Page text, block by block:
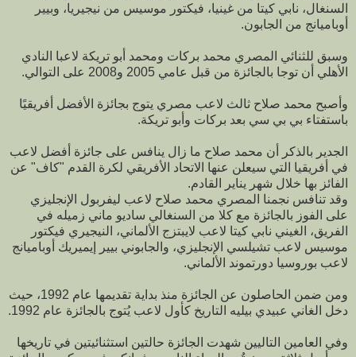
السنغال، نابي كيتا من غينيا، فيكتور موسيس من نيجيريا، وبيير
أوباميانج من الجابون.
وسبق للثنائي المصري محمد بركات ومحمد أبو تريكة لاعبا النادي
الأهلي أن توجا بالجائزة من قبل عامي 2005 و2008 على التوالي.
وأصبح محمد صلاح ثالث لاعب مصري يتوج بجائزة الأفضل أفريقيًا
باستفتاء بي بي سي بعد بركات وأبو تريكة.
الجدير بالذكر أن محمد صلاح ما زال ينافس على جائزة أفضل لاعب
في أفريقيا التي سيعلن عنها الاتحاد الأفريقي لكرة القدم "كاف" عن
الفائز بها خلال شهر يناير القادم.
وقد تنافس نجمنا المصري محمد صلاح لاعب ليفربول الإنجليزي
على الفوز بالجائزة مع كلا من السنغالي ساديو ماني زميله في
الفريق، الغيني نابي كيتا لاعب لايبتزج الألماني، النيجيري فيكتور
موسيس لاعب تشيلسي الإنجليزي، والجابوني بيير إيميريك أوباميانج
لاعب بوروسيا دورتموند الألماني.
ومن ضمن الحاصلون عن الجائزة منذ بداية تقديمها عام 1992، حيث
دخل الغاني عبيدي بيليه التاريخ كأول لاعب يُتوج بالجائزة عام 1992.
وفي العامين التاليين شهدت الجائزة حالتين استثنائيتين في تاريخها